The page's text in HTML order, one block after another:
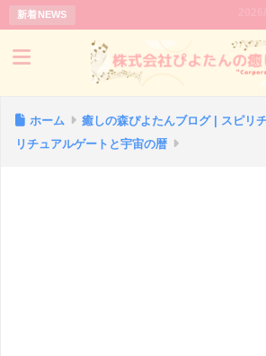
新着NEWS
ホーム 癒しの森ぴよたんブログ | スピリ
リチュアルゲートと宇宙の暦